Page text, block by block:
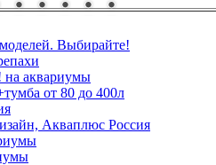
Выбирайте!
аквариумы
от 80 до 400л
Акваплюс Россия